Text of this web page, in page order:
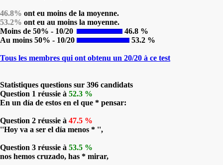
46.8% ont eu moins de la moyenne.
53.2% ont eu au moins la moyenne.
Moins de 50% - 10/20
46.8 %
Au moins 50% - 10/20
53.2 %
Tous les membres qui ont obtenu un 20/20 à ce test
Statistiques questions sur 396 candidats
Question 1 réussie à 52.3 %
En un día de estos en el que * pensar:
Question 2 réussie à 47.5 %
''Hoy va a ser el día menos * '',
Question 3 réussie à 53.5 %
nos hemos cruzado, has * mirar,